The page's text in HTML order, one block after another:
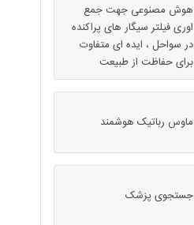
هوش مصنوعی جهت جمع
اوری فیلتر سیگار های پراکنده
در سواحل ، ایده ای متفاوت
برای حفاظت از طبیعت
ماوس رباتیک هوشمند
جستجوی پزشک